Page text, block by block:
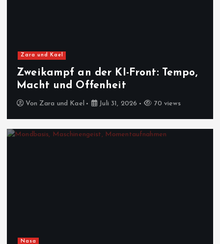
Zara und Kael
Zweikampf an der KI-Front: Tempo,
Macht und Offenheit
Von Zara und Kael Juli 31, 2026 70 views
Nasa